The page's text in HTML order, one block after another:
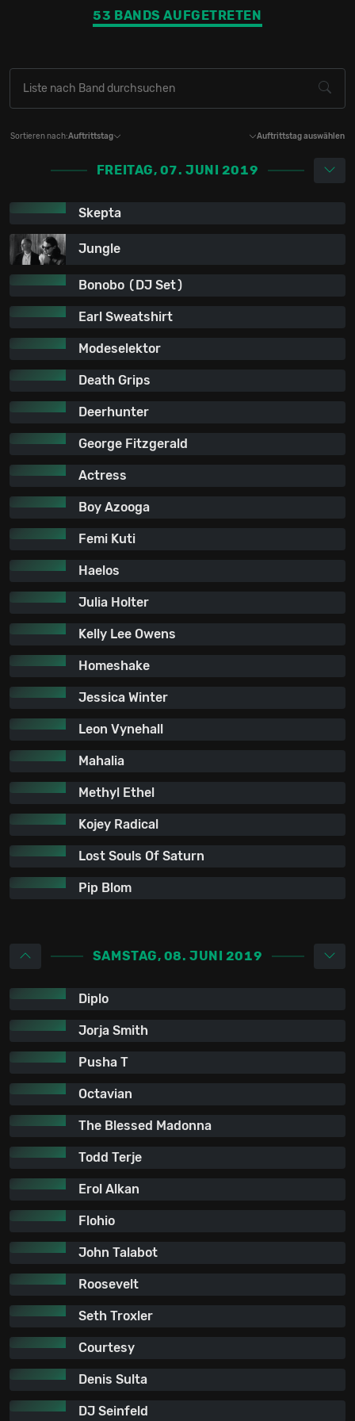
Dänemark 1.8%
Schweden 1.8% 1
53 BANDS AUFGETRETEN
Sortieren nach:Auftrittstag Auftrittstag auswählen
FREITAG, 07. JUNI 2019
Skepta
Jungle
Bonobo (DJ Set)
Earl Sweatshirt
Modeselektor
Death Grips
Deerhunter
George Fitzgerald
Actress
Boy Azooga
Femi Kuti
Haelos
Julia Holter
Kelly Lee Owens
Homeshake
Jessica Winter
Leon Vynehall
Mahalia
Methyl Ethel
Kojey Radical
Lost Souls Of Saturn
Pip Blom
SAMSTAG, 08. JUNI 2019
Diplo
Jorja Smith
Pusha T
Octavian
The Blessed Madonna
Todd Terje
Erol Alkan
Flohio
John Talabot
Roosevelt
Seth Troxler
Courtesy
Denis Sulta
DJ Seinfeld